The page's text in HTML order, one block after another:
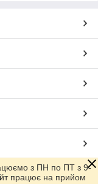
з ПН по ПТ з 9-
працює на прийом